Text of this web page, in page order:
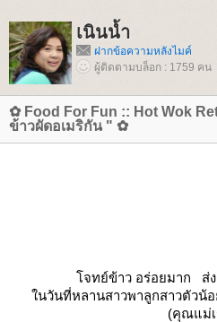
เนินน้ำ
ฝากข้อความหลังไมค์
ผู้ติดตามบล็อก : 1759 คน
✿ Food For Fun :: Hot Wok
ข้าวผัดอเมริกัน " ✿
จทย์ข้าว อร่อยมาก ส่ง
นวันที่หลานสาวพาลูกสาวตัวน้
(คุณแม่เ